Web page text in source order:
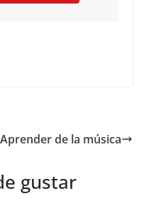
Aprender de la música
gustar